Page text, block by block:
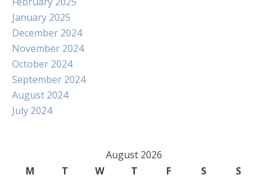
January 2025
December 2024
November 2024
October 2024
September 2024
August 2024
July 2024
August 2026
M
T W T F S
S